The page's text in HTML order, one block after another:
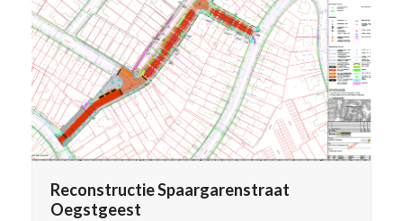
Reconstructie Spaargarenstraat
Oegstgeest